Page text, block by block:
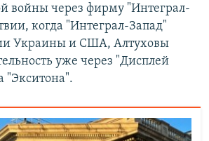
войны через фирму "Интеграл-
когда "Интеграл-Запад"
Украины и США, Алтуховы
уже через "Дисплей
"Экситона".